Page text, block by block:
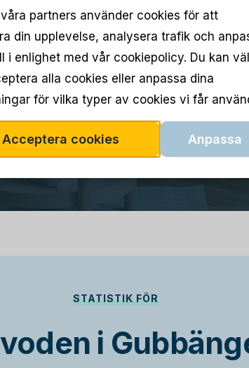
STATISTIK FÖR
i
partners använder cookies för att
din upplevelse, analysera trafik och
i enlighet med vår cookiepolicy. Du kan
alla cookies eller anpassa dina
för vilka typer av cookies vi får
Acceptera cookies Anpassa